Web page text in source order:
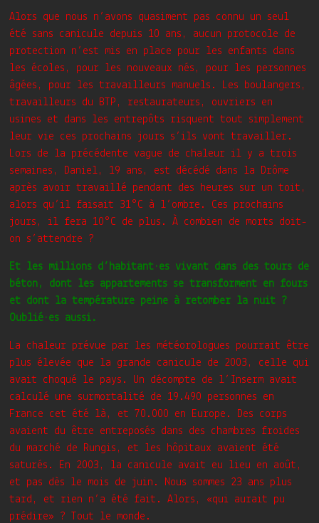
Alors que nous n’avons quasiment pas connu un seul
été sans canicule depuis 10 ans, aucun protocole de
protection n’est mis en place pour les enfants dans
les écoles, pour les nouveaux nés, pour les personnes
âgées, pour les travailleurs manuels. Les boulangers,
travailleurs du BTP, restaurateurs, ouvriers en
usines et dans les entrepôts risquent tout simplement
leur vie ces prochains jours s’ils vont travailler.
Lors de la précédente vague de chaleur il y a trois
semaines, Daniel, 19 ans, est décédé dans la Drôme
après avoir travaillé pendant des heures sur un toit,
alors qu’il faisait 31°C à l’ombre. Ces prochains
jours, il fera 10°C de plus. À combien de morts doit-
on s’attendre ?
Et les millions d’habitant·es vivant dans des tours de
béton, dont les appartements se transforment en fours
et dont la température peine à retomber la nuit ?
Oublié·es aussi.
La chaleur prévue par les météorologues pourrait être
plus élevée que la grande canicule de 2003, celle qui
avait choqué le pays. Un décompte de l’Inserm avait
calculé une surmortalité de 19.490 personnes en
France cet été là, et 70.000 en Europe. Des corps
avaient du être entreposés dans des chambres froides
du marché de Rungis, et les hôpitaux avaient été
saturés. En 2003, la canicule avait eu lieu en août,
et pas dès le mois de juin. Nous sommes 23 ans plus
tard, et rien n’a été fait. Alors, «qui aurait pu
prédire» ? Tout le monde.